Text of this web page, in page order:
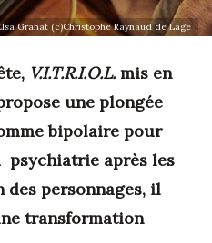
Granat (c)Christophe Raynaud de Lage
V.I.T.R.I.O.L.mis en
une plongée
bipolaire pour
psychiatrie après les
des personnages, il
transformation